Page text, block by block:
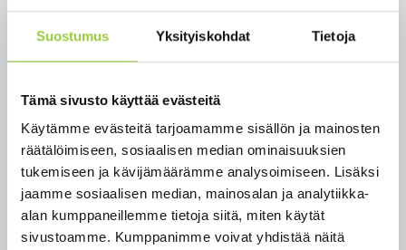
Suostumus Yksityiskohdat Tietoja
Tämä sivusto käyttää evästeitä
Käytämme evästeitä tarjoamamme sisällön ja mainosten
räätälöimiseen, sosiaalisen median ominaisuuksien
tukemiseen ja kävijämäärämme analysoimiseen. Lisäksi
jaamme sosiaalisen median, mainosalan ja analytiikka-
alan kumppaneillemme tietoja siitä, miten käytät
sivustoamme. Kumppanimme voivat yhdistää näitä
Wanhojen tanssit 7.2. klo 19
On taas wanhojen tanssien aika. Yleisö on
tervetullut seuraamaan tansseja perjantaina 7.2.
klo 19.00-20.00 Korpitien koululle (Korpisali,
Lampitie 2). Tilaisuus on kaikille avoin.